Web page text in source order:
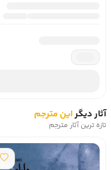
آثار دیگراین مترجم
تازه ترین آثار مترجم